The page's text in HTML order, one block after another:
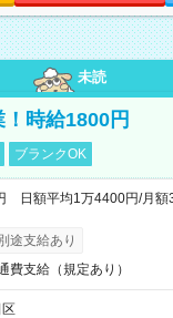
未読
時給1800円
ブランクOK
日額平均1万4400円/月額
途支給あり
費支給（規定あり）